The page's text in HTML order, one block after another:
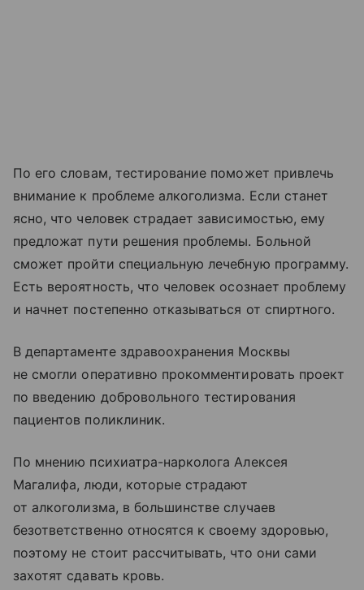
По его словам, тестирование поможет привлечь
внимание к проблеме алкоголизма. Если станет
ясно, что человек страдает зависимостью, ему
предложат пути решения проблемы. Больной
сможет пройти специальную лечебную программу.
Есть вероятность, что человек осознает проблему
и начнет постепенно отказываться от спиртного.
В департаменте здравоохранения Москвы
не смогли оперативно прокомментировать проект
по введению добровольного тестирования
пациентов поликлиник.
По мнению психиатра-нарколога Алексея
Магалифа, люди, которые страдают
от алкоголизма, в большинстве случаев
безответственно относятся к своему здоровью,
поэтому не стоит рассчитывать, что они сами
захотят сдавать кровь.